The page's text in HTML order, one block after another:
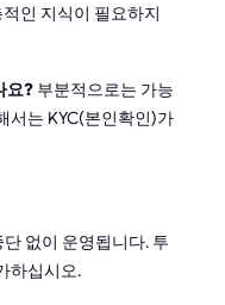
인 지식이 필요하지
요? 부분적으로는 가능
서는 KYC(본인확인)가
없이 운영됩니다. 투
하십시오.